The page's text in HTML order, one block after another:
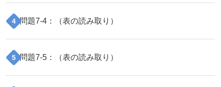
4 問題7-4 ：（表の読み取り ）
5 問題7-5 ：（表の読み取り ）